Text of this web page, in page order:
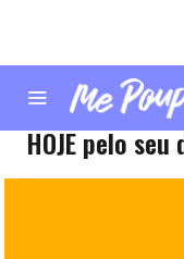
4 coisas que
HOJE pelo